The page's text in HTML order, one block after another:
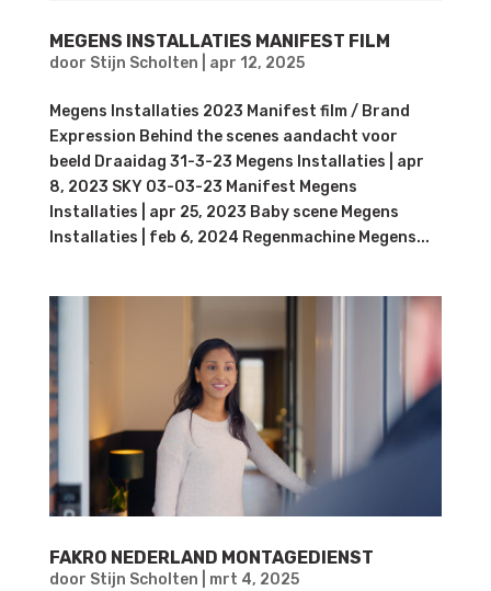
MEGENS INSTALLATIES MANIFEST FILM
door Stijn Scholten apr 12, 2025
Megens Installaties 2023 Manifest film / Brand
Expression Behind the scenes aandacht voor
beeld Draaidag 31-3-23 Megens Installaties | apr
8, 2023 SKY 03-03-23 Manifest Megens
Installaties | apr 25, 2023 Baby scene Megens
Installaties | feb 6, 2024 Regenmachine Megens...
FAKRO NEDERLAND MONTAGEDIENST
door Stijn Scholten mrt 4, 2025